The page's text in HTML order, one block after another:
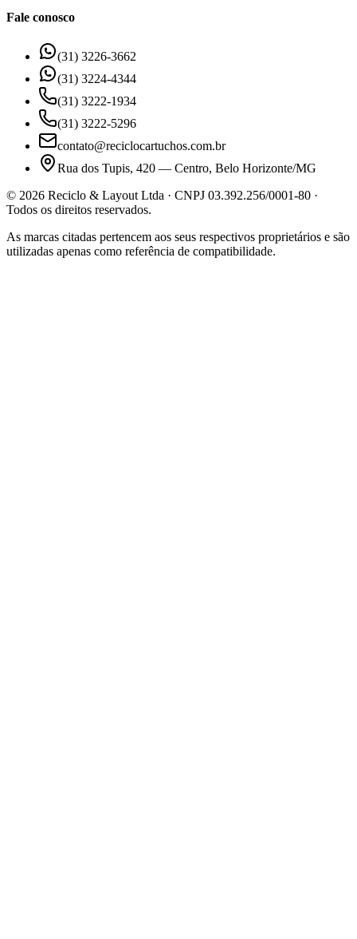
Fale conosco
(31) 3226-3662
(31) 3224-4344
(31) 3222-1934
(31) 3222-5296
contato@reciclocartuchos.com.br
Rua dos Tupis, 420 — Centro, Belo Horizonte/MG
© 2026 Reciclo & Layout Ltda · CNPJ 03.392.256/0001-80 ·
Todos os direitos reservados.
As marcas citadas pertencem aos seus respectivos proprietários e são
utilizadas apenas como referência de compatibilidade.